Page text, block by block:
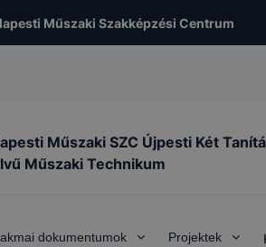
Műszaki Szakképzési Centrum
Műszaki SZC Újpesti Két
Műszaki Technikum
dokumentumok Projektek